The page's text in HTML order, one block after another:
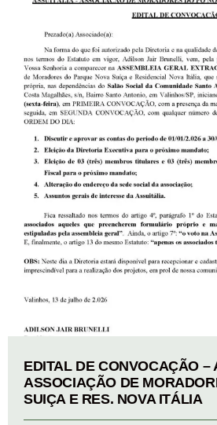
EDITAL DE CONVOCAÇÃO –
ASSOCIAÇÃO DE
SUIÇA E RES. NOVA ITÁLIA